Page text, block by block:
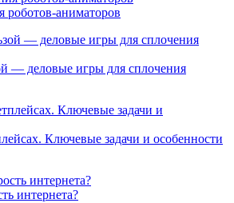
роботов-аниматоров
— деловые игры для сплочения
Ключевые задачи и особенности
интернета?